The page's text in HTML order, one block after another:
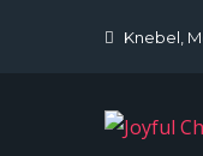
Knebel,